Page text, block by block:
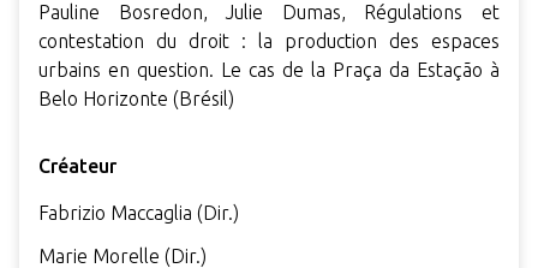
Pauline Bosredon, Julie Dumas, Régulations et
contestation du droit : la production des espaces
urbains en question. Le cas de la Praça da Estação à
Belo Horizonte (Brésil)
Créateur
Fabrizio Maccaglia (Dir.)
Marie Morelle (Dir.)